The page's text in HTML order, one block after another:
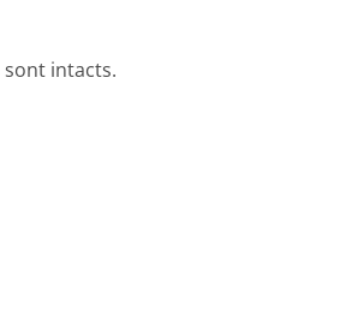
sont intacts.